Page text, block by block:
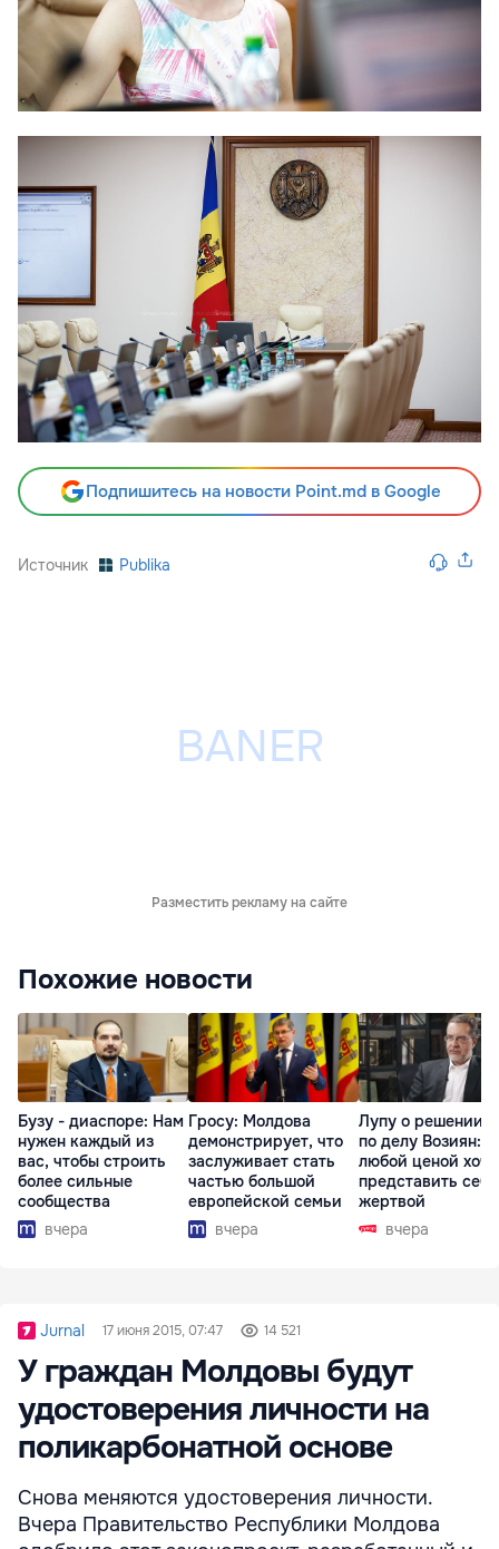
Подпишитесь на новости Point.md в Google
Источник Publika
Разместить рекламу на сайте
Похожие новости
Бузу - диаспоре: Нам
нужен каждый из
вас, чтобы строить
более сильные
сообщества
вчера
Гросу: Молдова
демонстрирует, что
заслуживает стать
частью большой
европейской семьи
вчера
Лупу о решении
по делу Возиян:
любой ценой
представить себя
жертвой
вчера
Jurnal 17 июня 2015, 07:47 14 521
У граждан Молдовы будут
удостоверения личности на
поликарбонатной основе
Снова меняются удостоверения личности.
Вчера Правительство Республики Молдова